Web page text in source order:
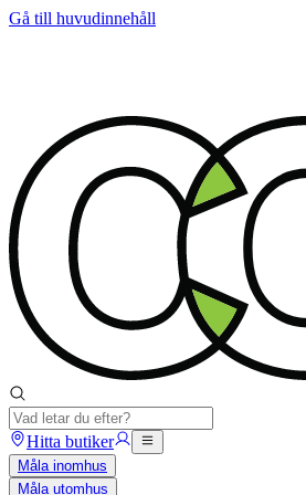
Gå till huvudinnehåll
Hitta butiker
Måla inomhus
Måla utomhus